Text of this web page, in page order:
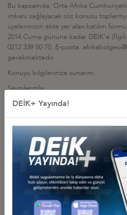
Bu kapsamda, Orta Afrika Cumhuriyeti
imkanı sağlayacak söz konusu
üyelerimizin ekte yer alan katılım
2014 Cuma gününe kadar DEİK’e
0212 339 50 70, E-posta:
gerekmektedir.
Konuyu bilgilerinize sunarım.
Saygılarımla,
Ek 1 – Katılım Formu
Ek 2 – Heyet Listesi
İlgili Dosyalar
Heyet Listesi
Katılım Formu
DEİK+ Yayında!